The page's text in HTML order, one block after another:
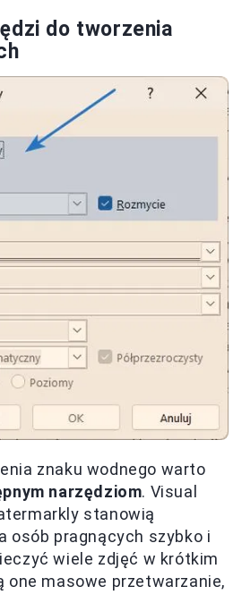
do tworzenia
znaku wodnego warto
narzędziom. Visual
stanowią
osób pragnących szybko i
wiele zdjęć w krótkim
one masowe przetwarzanie,